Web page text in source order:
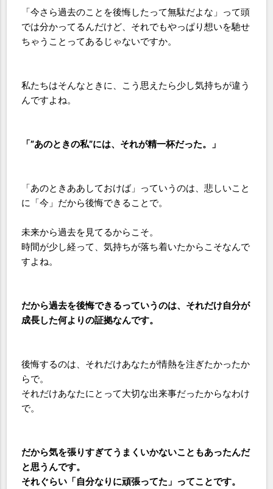
「今さら過去のことを後悔したって無駄だよな」って頭
では分かってるんだけど、それでもやっぱり想いを馳せ
ちゃうことってあるじゃないですか。
私たちはそんなときに、こう思えたら少し気持ちが違う
んですよね。
「”あのときの私”には、それが精一杯だった。」
「あのときああしておけば」っていうのは、悲しいこと
に「今」だから後悔できることで。
未来から過去を見てるからこそ。
時間が少し経って、気持ちが落ち着いたからこそなんで
すよね。
だから過去を後悔できるっていうのは、それだけ自分が
成長した何よりの証拠なんです。
後悔するのは、それだけあなたが情熱を注ぎたかったか
らで。
それだけあなたにとって大切な出来事だったからなわけ
で。
だから気を張りすぎてうまくいかないこともあったんだ
と思うんです。
それぐらい「自分なりに頑張ってた」ってことです。